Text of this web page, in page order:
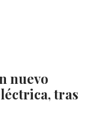
nuevo
tras